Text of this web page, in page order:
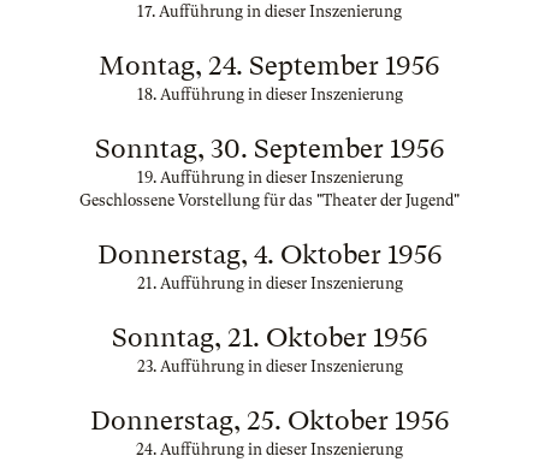
17. Aufführung in dieser Inszenierung
Montag, 24. September 1956
18. Aufführung in dieser Inszenierung
Sonntag, 30. September 1956
19. Aufführung in dieser Inszenierung
Geschlossene Vorstellung für das "Theater der Jugend"
Donnerstag, 4. Oktober 1956
21. Aufführung in dieser Inszenierung
Sonntag, 21. Oktober 1956
23. Aufführung in dieser Inszenierung
Donnerstag, 25. Oktober 1956
24. Aufführung in dieser Inszenierung